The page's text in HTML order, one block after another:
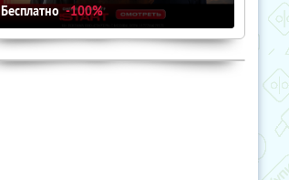
Бесплатно -100%